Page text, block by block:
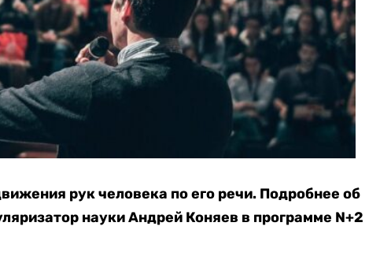
рук человека по его речи. Подробнее об
науки Андрей Коняев в программе N+2